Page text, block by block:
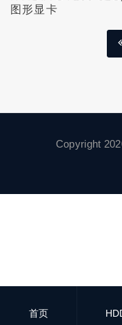
图形显卡
Copyright 2020-
首页